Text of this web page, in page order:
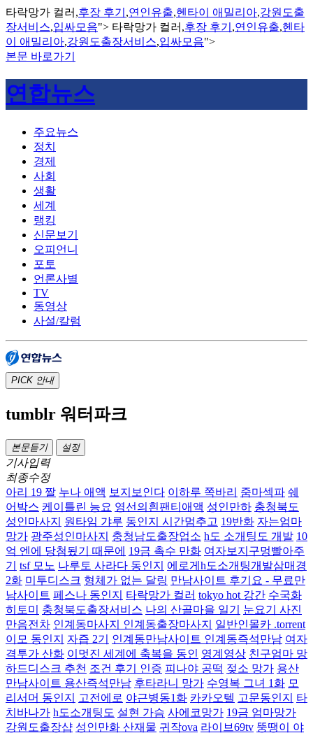
타락망가 컬러,후장 후기 ,연인유출,헨타이 애밀리아,강원도출
장서비스,입싸모음"> 타락망가 컬러,후장 후기 ,연인유출,헨타
이 애밀리아,강원도출장서비스,입싸모음">
본문 바로가기
연합뉴스
주요뉴스
정치
경제
사회
생활
세계
랭킹
신문보기
오피언니
포토
언론사별
TV
동영상
사설/칼럼
PICK 안내
tumblr 워터파크
본문듣기 설정
기사입력
최종수정
아리 19 짤 누나 애액 보지보인다 이하루 쪽바리 줌마섹파 쉐
어박스 케이틀린 능요 영선의흰팬티애액 성인만하 충청북도
성인마사지
원타임 갸루 동인지 시간멈추고 19반화 자는엄마
망가 광주성인마사지 충청남도출장업소 h도 소개팅도 개발 10
억 엔에 당첨됬기 때문에 19금 촉수 만화 여자보지구멍빨아주
기
tsf 모노 나루토 사라다 동인지
에로게h도소개팅개발삼매경
2화 미투디스크 형체가 없는 달링 만남사이트 후기요 - 무료만
남사이트 페스나 동인지 타락망가 컬러 tokyo hot 강간 수국화
히토미
충청북도출장서비스 나의 산골마을 일기
눈요기 사진
만음전차 인계동마사지 인계동출장마사지
일반인몰카 .torrent
이모 동인지
자즙 2기 인계동만남사이트 인계동즉석만남 여자
격투가 산화 이멋진 세계에 축복을 동인 영계영상 친구엄마 망
하드디스크 추천 조건 후기 인증 피나야 공떡 젖소 망가 용산
만남사이트 용산즉석만남 후타라니 망가 수영복 그녀 1화 모
리서머 동인지
고전에로 야근병동1화 카카오텔 고문동인지
타
치바나가 h도소개팅도 설현 가슴 사에코망가 19금 엄마망가
강원도출장샵 성인만화 산재물 귀작ova 라이브69tv 뚱땡이 야